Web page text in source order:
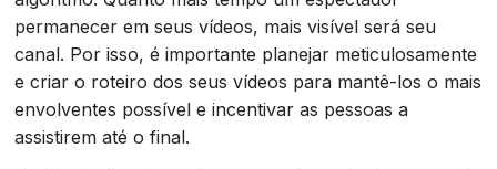
permanecer em seus vídeos, mais visível será seu
canal. Por isso, é importante planejar meticulosamente
e criar o roteiro dos seus vídeos para mantê-los o mais
envolventes possível e incentivar as pessoas a
assistirem até o final.